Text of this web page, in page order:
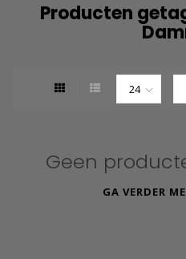
Producten
Geen
GA VERDER